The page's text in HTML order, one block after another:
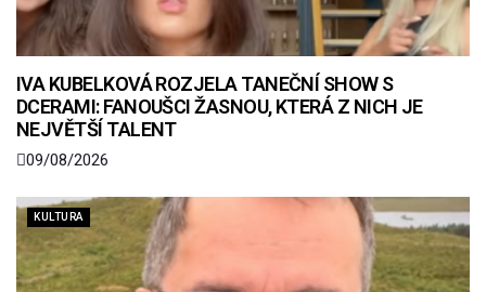
IVA KUBELKOVÁ ROZJELA TANEČNÍ SHOW S
DCERAMI: FANOUŠCI ŽASNOU, KTERÁ Z NICH JE
NEJVĚTŠÍ TALENT
09/08/2026
KULTURA